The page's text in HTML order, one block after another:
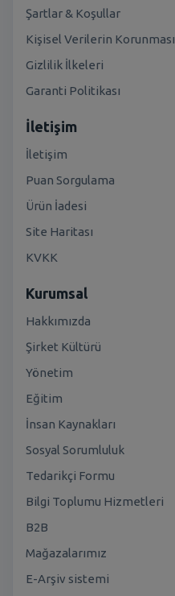
Şartlar & Koşullar
Kişisel Verilerin Korunması
Gizlilik İlkeleri
Garanti Politikası
İletişim
İletişim
Puan Sorgulama
Ürün İadesi
Site Haritası
KVKK
Kurumsal
Hakkımızda
Şirket Kültürü
Yönetim
Eğitim
İnsan Kaynakları
Sosyal Sorumluluk
Tedarikçi Formu
Bilgi Toplumu Hizmetleri
B2B
Mağazalarımız
E-Arşiv sistemi